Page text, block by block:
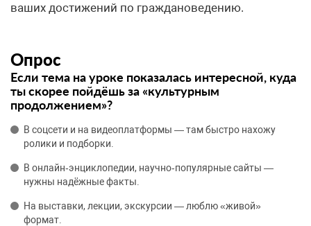
ваших достижений по граждановедению.
Опрос
Если тема на уроке показалась интересной, куда
ты скорее пойдёшь за «культурным
продолжением»?
В соцсети и на видеоплатформы — там быстро нахожу
ролики и подборки.
В онлайн‑энциклопедии, научно‑популярные сайты —
нужны надёжные факты.
На выставки, лекции, экскурсии — люблю «живой»
формат.